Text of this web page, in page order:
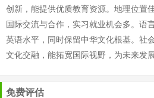
创新，能提供优质教育资源。地理位置
国际交流与合作，实习就业机会多。语
英语水平，同时保留中华文化根基。社
文化交融，能拓宽国际视野，为未来发
免费评估